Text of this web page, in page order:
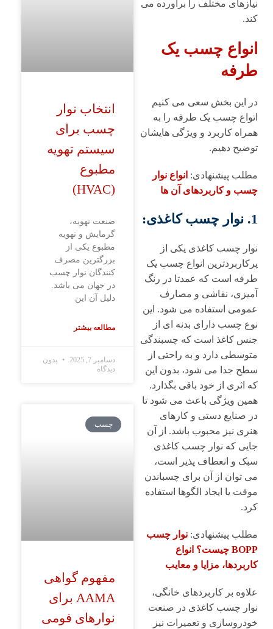
نیازهای مختلف را برآورده می
کند.
انواع چسب یک
طرفه
در این بخش سعی می کنیم
اتواع چسب یک طرفه را به
همراه کاربرد و ویژگی هایشان
توضیح دهیم.
مطلب پیشنهادی: انواع نوار
چسب و کاربردهای آن ها
1. نوار چسب کاغذی:
نوار چسب کاغذی یکی از
پرکاربردترین انواع چسب یک
طرفه است که عمدتا در رنگ
آمیزی، نقاشی و مصارف
عمومی استفاده می شود. این
نوع چسب دارای بدنه ای از
جنس کاغذ است که چسبندگی
متوسطی دارد و به راحتی از
سطح جدا می شود، بدون این
که اثری از خود باقی بگذارد.
همین ویژگی باعث می شود تا
در صنایع دستی و کارهای
هنری نیز محبوب باشد. از آن
جایی که نوار چسب کاغذی
سبک و انعطاف پذیر است،
می توان از آن برای چسباندن
موقت یا ایجاد الگوها استفاده
کرد.
مطلب پیشنهادی: نوار چسب
BOPP چیست؟ انواع
کاربردها، مزایا و معایب
علاوه بر کاربردهای خانگی،
نوار چسب کاغذی در صنعت
خودروسازی و تعمیرات نیز
انتخاب نوار
چسب برای
سیستم تهویه
مطبوع
(HVAC)
صنعت تهویه،
گرمایش و تهویه
مطبوع یکی از
بزرگترین مصرف
کنندگان نوار چسب
در جهان می باشد.
دلیل آن این
مطالعه بیشتر
دسامبر 7, 2025
بدون
دیدگاه
چسب
مفهوم گواهی
AAMA برای
نوارهای فومی